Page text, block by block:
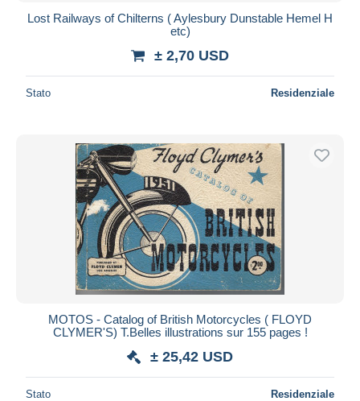
Lost Railways of Chilterns ( Aylesbury Dunstable Hemel H
etc)
± 2,70 USD
Stato Residenziale
MOTOS - Catalog of British Motorcycles ( FLOYD
CLYMER'S) T.Belles illustrations sur 155 pages !
± 25,42 USD
Stato Residenziale